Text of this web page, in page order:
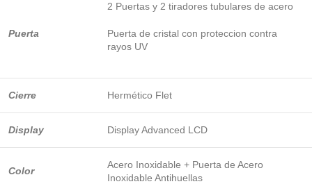
Puerta
2 Puertas y 2 tiradores tubulares de acero
Puerta de cristal con proteccion contra
rayos UV
Cierre Hermético Flet
Display Display Advanced LCD
Color
Acero Inoxidable + Puerta de Acero
Inoxidable Antihuellas